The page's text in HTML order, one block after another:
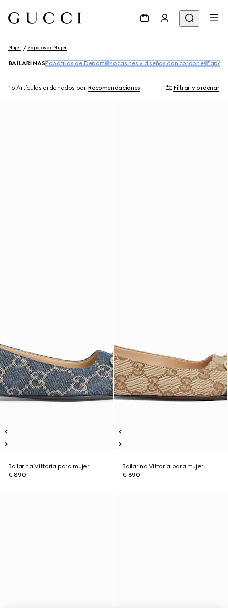
Mujer Zapatos de Mujer
BAILARINAS Zapatillas de DeporteMocasines y diseños con cordones
16 Artículos ordenados por Recomendaciones Filtrar y ordenar
Bailarina Vittoria para mujer
€ 890
Bailarina Vittoria para mujer
€ 890